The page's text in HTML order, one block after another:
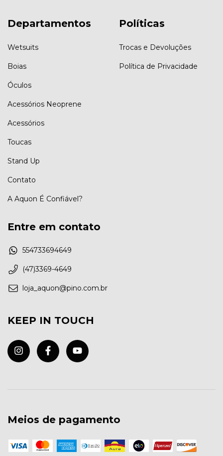
Departamentos
Wetsuits
Boias
Óculos
Acessórios Neoprene
Acessórios
Toucas
Stand Up
Contato
A Aquon É Confiável?
Políticas
Trocas e Devoluções
Política de Privacidade
Entre em contato
554733694649
(47)3369-4649
loja_aquon@pino.com.br
KEEP IN TOUCH
Meios de pagamento